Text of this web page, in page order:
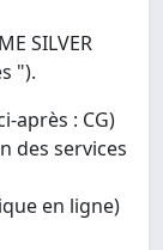
SILVER
").
après : CG)
des services
en ligne)